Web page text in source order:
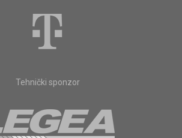
Tehnički sponzor